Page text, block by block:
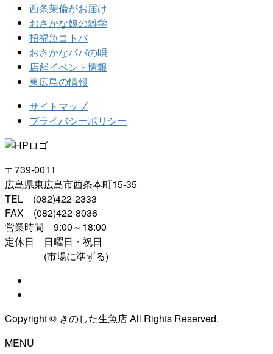
西条茉倫がお届け
おさかな娘の雑学
招福魚コトバ
おさかなパパの唄
店舗イベント情報
東広島の情報
サイトマップ
プライバシーポリシー
〒739-0011
広島県東広島市西条本町15-35
TEL (082)422-2333
FAX (082)422-8036
営業時間 9:00～18:00
定休日 日曜日・祝日
(市場に準ずる)
Copyright © きのした生魚店 All Rights Reserved.
MENU